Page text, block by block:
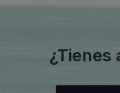
¿Tienes